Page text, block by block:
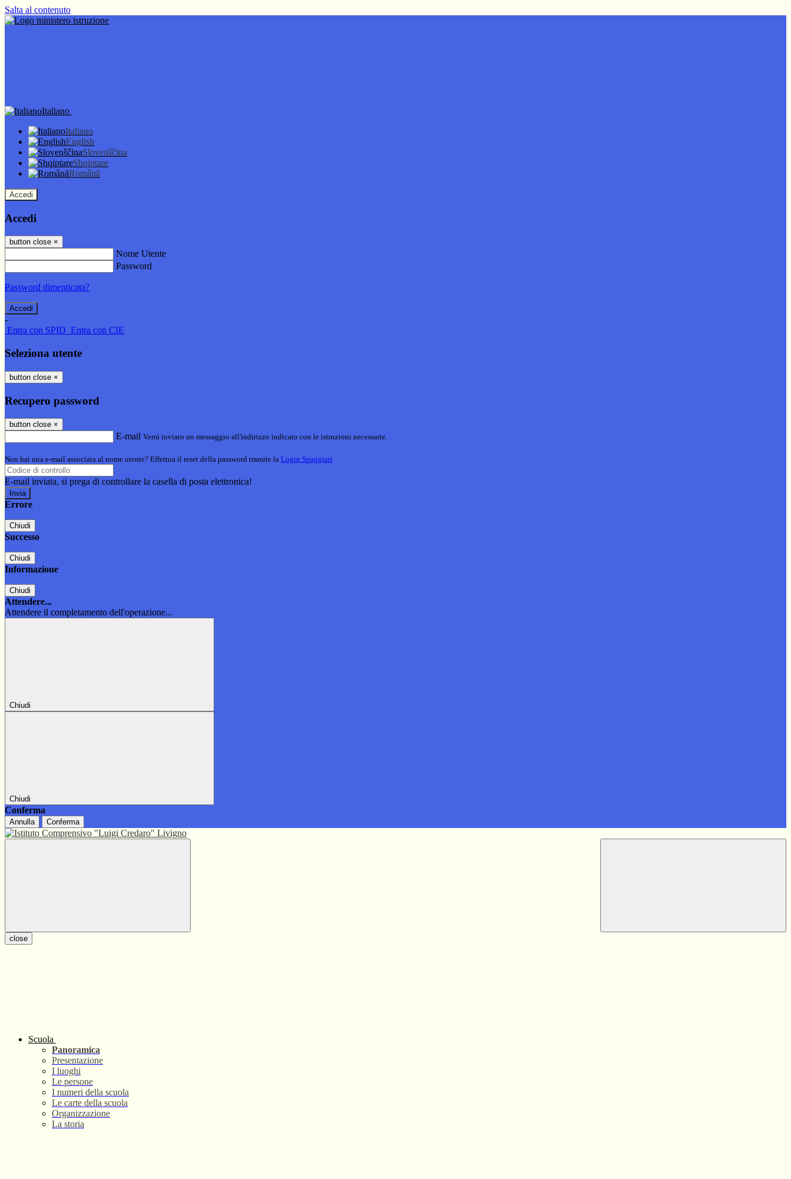
Salta al contenuto
Italiano
Italiano
English
Slovenščina
Shqiptare
Română
Accedi
Accedi
button close ×
Nome Utente
Password
Password dimenticata?
-
Entra con SPID Entra con CIE
Seleziona utente
button close ×
Recupero password
button close ×
E-mail Verrà inviato un messaggio all'indirizzo indicato con le istruzioni necessarie.
Non hai una e-mail associata al nome utente? Effettua il reset della password tramite la Login Spaggiari
E-mail inviata, si prega di controllare la casella di posta elettronica!
Errore
Chiudi
Successo
Chiudi
Informazione
Chiudi
Attendere...
Attendere il completamento dell'operazione...
Chiudi
Chiudi
Conferma
Annulla Conferma
close
Scuola
Panoramica
Presentazione
I luoghi
Le persone
I numeri della scuola
Le carte della scuola
Organizzazione
La storia